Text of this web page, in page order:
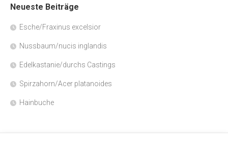
Neueste Beiträge
Esche/Fraxinus excelsior
Nussbaum/nucis inglandis
Edelkastanie/durchs Castings
Spirzahorn/Acer platanoides
Hainbuche